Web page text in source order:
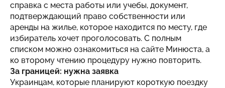
справка с места работы или учебы, документ,
подтверждающий право собственности или
аренды на жилье, которое находится по месту, где
избиратель хочет проголосовать. С полным
списком можно ознакомиться на сайте Минюста, а
ко второму чтению процедуру нужно повторить.
За границей: нужна заявка
Украинцам, которые планируют короткую поездку